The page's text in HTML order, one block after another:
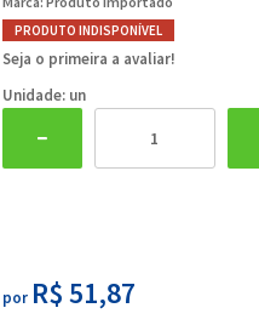
PRODUTO INDISPONÍVEL
Seja o primeira a avaliar!
Unidade: un
por R$ 51,87